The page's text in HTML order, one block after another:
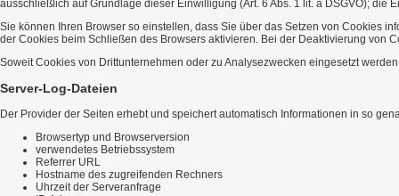
ausschließlich auf Grundlage dieser Einwilligung (Art. 6 Abs. 1 lit. a DSGVO); die
Sie können Ihren Browser so einstellen, dass Sie über das Setzen von Cookies
der Cookies beim Schließen des Browsers aktivieren. Bei der Deaktivierung von
Soweit Cookies von Drittunternehmen oder zu Analysezwecken eingesetzt
Server-Log-Dateien
Der Provider der Seiten erhebt und speichert automatisch Informationen in so
Browsertyp und Browserversion
verwendetes Betriebssystem
Referrer URL
Hostname des zugreifenden Rechners
Uhrzeit der Serveranfrage